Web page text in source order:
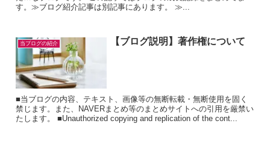
す。≫ブログ紹介記事は別記事にあります。 ≫...
当ブログの紹介 【ブログ説明】著作権について
■当ブログの内容、テキスト、画像等の無断転載・無断使用を固く
禁じます。また、NAVERまとめ等のまとめサイトへの引用を厳禁い
たします。 ■Unauthorized copying and replication of the cont...